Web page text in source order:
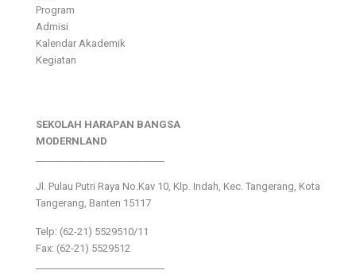
Program
Admisi
Kalendar Akademik
Kegiatan
SEKOLAH HARAPAN BANGSA
MODERNLAND
Jl. Pulau Putri Raya No.Kav 10, Klp. Indah, Kec. Tangerang, Kota
Tangerang, Banten 15117
Telp: (62-21) 5529510/11
Fax: (62-21) 5529512